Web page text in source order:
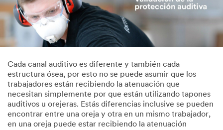
Cada canal auditivo es diferente y también cada
estructura ósea, por esto no se puede asumir que los
trabajadores están recibiendo la atenuación que
necesitan simplemente por que están utilizando tapones
auditivos u orejeras. Estás diferencias inclusive se pueden
encontrar entre una oreja y otra en un mismo trabajador,
en una oreja puede estar recibiendo la atenuación